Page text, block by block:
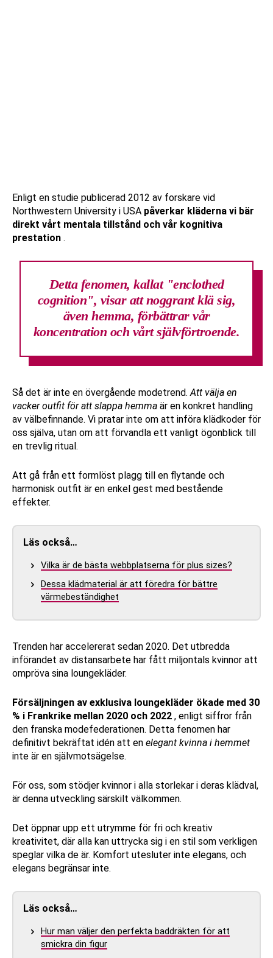
Enligt en studie publicerad 2012 av forskare vid
Northwestern University i USA påverkar kläderna vi bär
direkt vårt mentala tillstånd och vår kognitiva
prestation .
Detta fenomen, kallat "enclothed
cognition", visar att noggrant klä sig,
även hemma, förbättrar vår
koncentration och vårt självförtroende.
Så det är inte en övergående modetrend.Att välja en
vacker outfit för att slappa hemma är en konkret handling
av välbefinnande. Vi pratar inte om att införa klädkoder för
oss själva, utan om att förvandla ett vanligt ögonblick till
en trevlig ritual.
Att gå från ett formlöst plagg till en flytande och
harmonisk outfit är en enkel gest med bestående
effekter.
Läs också…
Vilka är de bästa webbplatserna för plus sizes?
Dessa klädmaterial är att föredra för bättre
värmebeständighet
Trenden har accelererat sedan 2020. Det utbredda
införandet av distansarbete har fått miljontals kvinnor att
ompröva sina loungekläder.
Försäljningen av exklusiva loungekläder ökade med 30
% i Frankrike mellan 2020 och 2022 , enligt siffror från
den franska modefederationen. Detta fenomen har
definitivt bekräftat idén att en elegant kvinna i hemmet
inte är en självmotsägelse.
För oss, som stödjer kvinnor i alla storlekar i deras klädval,
är denna utveckling särskilt välkommen.
Det öppnar upp ett utrymme för fri och kreativ
kreativitet, där alla kan uttrycka sig i en stil som verkligen
speglar vilka de är. Komfort utesluter inte elegans, och
elegans begränsar inte.
Läs också…
Hur man väljer den perfekta baddräkten för att
smickra din figur